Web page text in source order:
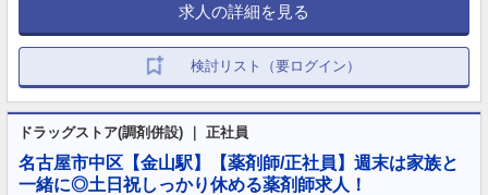
求人の詳細を見る
検討リスト（要ログイン）
ドラッグストア(調剤併設) ｜ 正社員
名古屋市中区【金山駅】【薬剤師/正社員】週末は家族と
一緒に◎土日祝しっかり休める薬剤師求人！